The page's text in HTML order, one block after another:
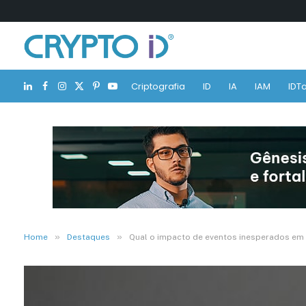
LinkedIn
Facebook
Instagram
X
(Twitter)
Pinterest
YouTubeCriptografia ID IA IAM
Home » Destaques » Qual o impacto de eventos inesperados em